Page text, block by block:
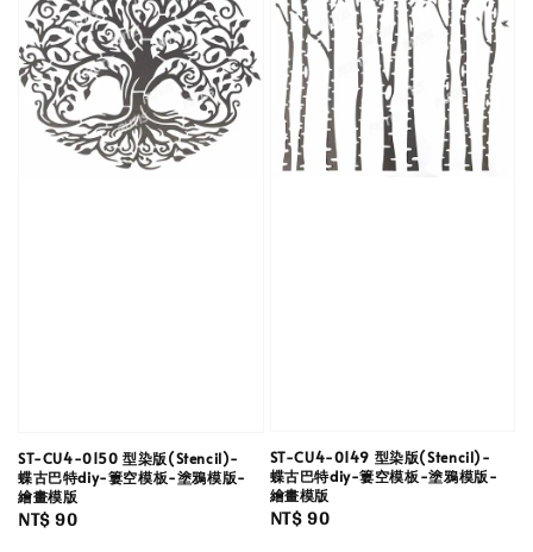
ST-CU4-0150 型染版(Stencil)-
蝶古巴特diy-簍空模板-塗鴉模版-
繪畫模版
Regular
NT$ 90
ST-CU4-0149 型染版(Stencil)-
蝶古巴特diy-簍空模板-塗鴉模版-
繪畫模版
Regular
NT$ 90